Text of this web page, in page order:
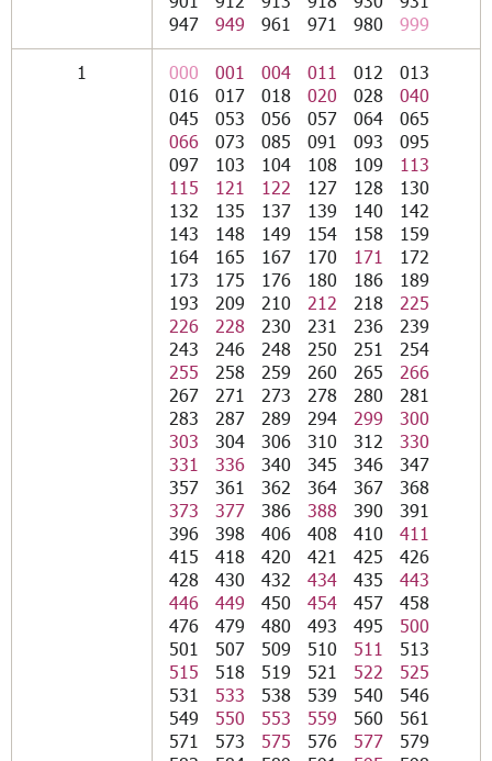
947
949 961 971 980 999
1 000 001 004 011 012
013
016
017 018 020 028
040
045
053 056 057 064
065
066
073 085 091 093
095
097
103 104 108 109
113
115
121 122 127 128
130
132
135 137 139 140
142
143
148 149 154 158
159
164
165 167 170 171
172
173
175 176 180 186
189
193
209 210 212 218
225
226
228 230 231 236
239
243
246 248 250 251
254
255
258 259 260 265
266
267
271 273 278 280
281
283
287 289 294 299
300
303
304 306 310 312
330
331
336 340 345 346
347
357
361 362 364 367
368
373
377 386 388 390
391
396
398 406 408 410
411
415
418 420 421 425
426
428
430 432 434 435
443
446
449 450 454 457
458
476
479 480 493 495
500
501
507 509 510 511
513
515
518 519 521 522
525
531
533 538 539 540
546
549
550 553 559 560
561
571
573 575 576 577
579